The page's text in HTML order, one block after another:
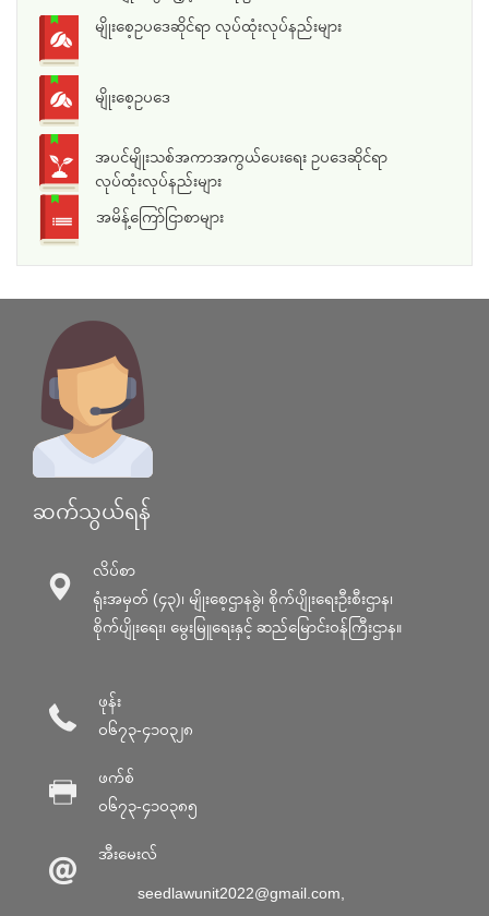
မျိုးစေ့ဥပဒေဆိုင်ရာ လုပ်ထုံးလုပ်နည်းများ
မျိုးစေ့ဥပဒေ
အပင်မျိုးသစ်အကာအကွယ်ပေးရေး ဥပဒေဆိုင်ရာ
လုပ်ထုံးလုပ်နည်းများ
အမိန့်ကြော်ငြာစာများ
ဆက်သွယ်ရန်
လိပ်စာ
ရုံးအမှတ် (၄၃)၊ မျိုးစေ့ဌာနခွဲ၊ စိုက်ပျိုးရေးဦးစီးဌာန၊
စိုက်ပျိုးရေး၊ မွေးမြူရေးနှင့် ဆည်မြောင်း၀န်ကြီးဌာန။
ဖုန်း
၀၆၇၃-၄၁၀၃၂၈
ဖက်စ်
၀၆၇၃-၄၁၀၃၈၅
အီးမေးလ်
seedlawunit2022@gmail.com